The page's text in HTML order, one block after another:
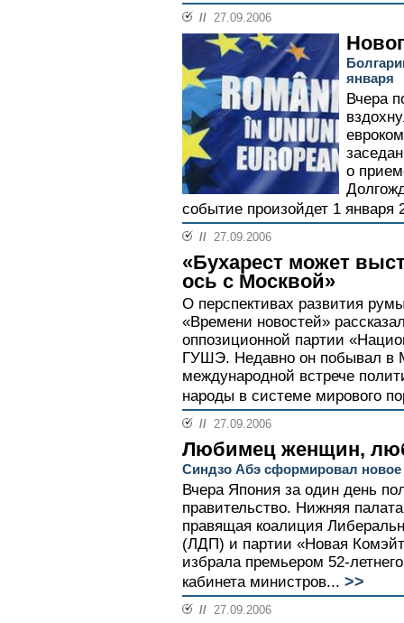
// 27.09.2006
января
Вчера
о
событие произойдет 1 января
// 27.09.2006
«Бухарест может
ось с Москвой»
О перспективах развития
«Времени новостей»
оппозиционной партии
ГУШЭ. Недавно он побывал в
международной встрече
народы в системе мирового
// 27.09.2006
Любимец женщин,
Синдзо Абэ сформировал новое
Вчера Япония за один день
правительство. Нижняя
правящая коалиция
(ЛДП) и партии «Новая
избрала премьером 52-
кабинета министров... >>
// 27.09.2006